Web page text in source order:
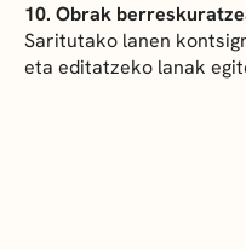
10. Obrak
Saritutako lanen
eta editatzeko lanak